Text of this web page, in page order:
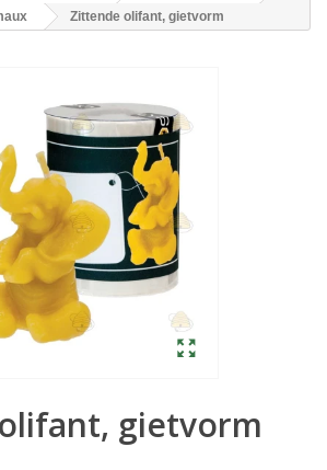
Zittende olifant, gietvorm
gietvorm